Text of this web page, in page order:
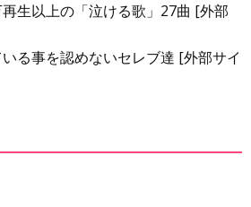
生以上の「泣ける歌」27曲 [外部
る事を認めないセレブ達 [外部サイ